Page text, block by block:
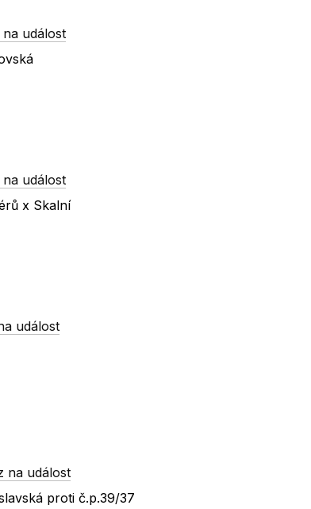
událost
událost
x Skalní
událost
na událost
proti č.p.39/37